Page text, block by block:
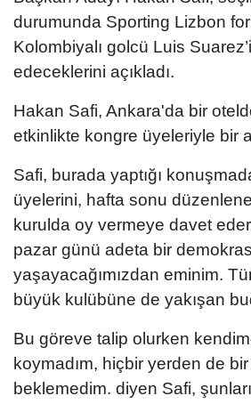
durumunda Sporting Lizbon
Kolombiyalı golcü Luis
edeceklerini açıkladı.
Hakan Safi, Ankara'da bir
etkinlikte kongre üyeleriyle bir
Safi, burada yaptığı
üyelerini, hafta sonu
kurulda oy vermeye davet
pazar günü adeta bir
yaşayacağımızdan eminim.
büyük kulübüne de yakışan
Bu göreve talip olurken
koymadım, hiçbir yerden de
beklemedim. diyen Safi,